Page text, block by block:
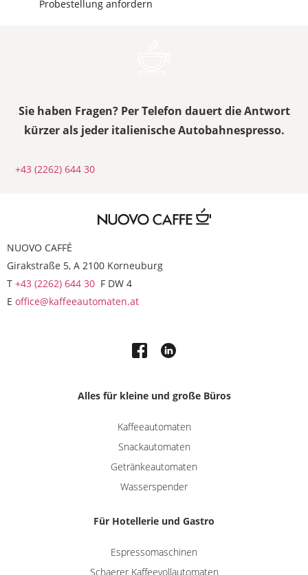
Probestellung anfordern
Sie haben Fragen? Per Telefon dauert die Antwort
kürzer als jeder italienische Autobahnespresso.
+43 (2262) 644 30
NUOVO CAFFÉ
Girakstraße 5, A 2100 Korneuburg
T +43 (2262) 644 30 F DW 4
E office@kaffeeautomaten.at
Alles für kleine und große Büros
Kaffeeautomaten
Snackautomaten
Getränkeautomaten
Wasserspender
Für Hotellerie und Gastro
Espressomaschinen
Schaerer Kaffeevollautomaten